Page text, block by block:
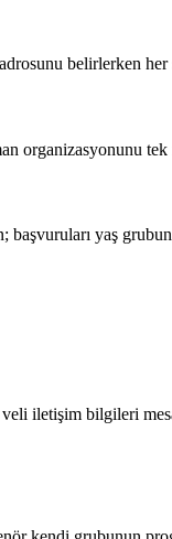
belirlerken
organizasyonunu
yaş
iletişim bilgileri